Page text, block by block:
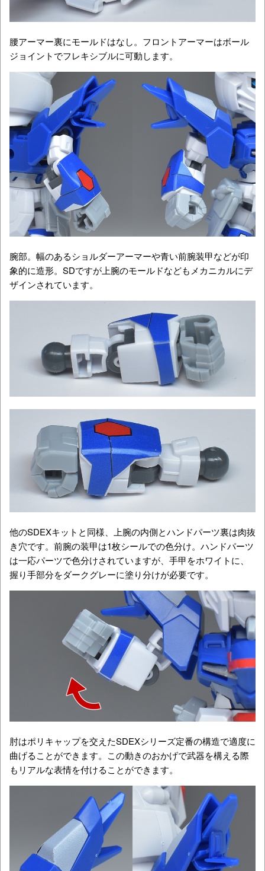
腰アーマー裏にモールドはなし。フロントアーマーはボール
ジョイントでフレキシブルに可動します。
腕部。幅のあるショルダーアーマーや青い前腕装甲などが印
象的に造形。SDですが上腕のモールドなどもメカニカルにデ
ザインされています。
他のSDEXキットと同様、上腕の内側とハンドパーツ裏は肉抜
き穴です。前腕の装甲は1枚シールでの色分け。ハンドパーツ
は一応パーツで色分けされていますが、手甲をホワイトに、
握り手部分をダークグレーに塗り分けが必要です。
肘はポリキャップを交えたSDEXシリーズ定番の構造で適度に
曲げることができます。この動きのおかげで武器を構える際
もリアルな表情を付けることができます。